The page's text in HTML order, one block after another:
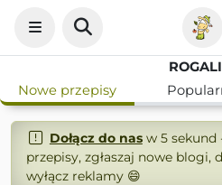
Nowe przepisy
Dołącz do nasw 5 sekund
przepisy, zgłaszaj nowe blogi,
wyłącz reklamy 😄